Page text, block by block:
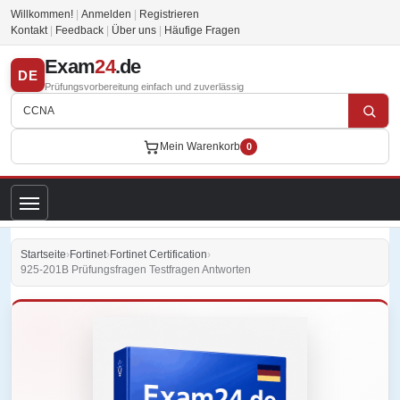
Willkommen! Anmelden
Registrieren
Kontakt
Feedback Über uns Häufige Fragen
DE Exam24.de
Prüfungsvorbereitung einfach und zuverlässig
Mein Warenkorb 0
Startseite›Fortinet›Fortinet Certification›
925-201B Prüfungsfragen Testfragen Antworten